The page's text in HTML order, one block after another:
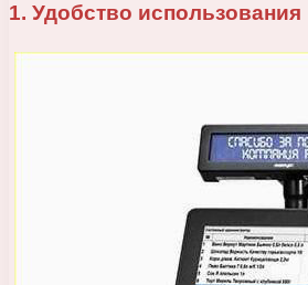
1. Удобство использования